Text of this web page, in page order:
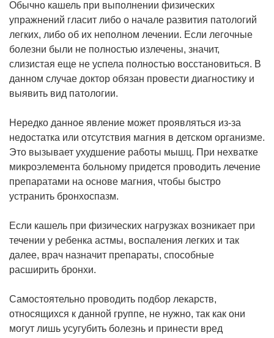
Обычно кашель при выполнении физических
упражнений гласит либо о начале развития патологий
легких, либо об их неполном лечении. Если легочные
болезни были не полностью излечены, значит,
слизистая еще не успела полностью восстановиться. В
данном случае доктор обязан провести диагностику и
выявить вид патологии.
Нередко данное явление может проявляться из-за
недостатка или отсутствия магния в детском организме.
Это вызывает ухудшение работы мышц. При нехватке
микроэлемента больному придется проводить лечение
препаратами на основе магния, чтобы быстро
устранить бронхоспазм.
Если кашель при физических нагрузках возникает при
течении у ребенка астмы, воспаления легких и так
далее, врач назначит препараты, способные
расширить бронхи.
Самостоятельно проводить подбор лекарств,
относящихся к данной группе, не нужно, так как они
могут лишь усугубить болезнь и принести вред